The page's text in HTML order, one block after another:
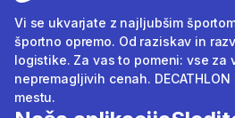
Vi se ukvarjate z najljubšim
športno opremo. Od raziskav in
logistike. Za vas to pomeni: vse za
nepremagljivih cenah.
mestu.